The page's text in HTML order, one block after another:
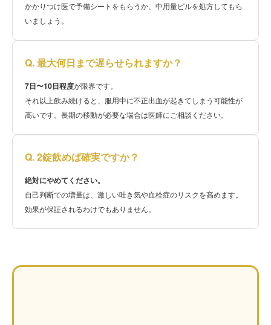
かかりつけ医で予備シートをもらうか、中用量ピルを処方してもら
いましょう。
Q. 最大何日まで遅らせられますか？
7日〜10日程度が限界です。
それ以上飲み続けると、服用中に不正出血が起きてしまう可能性が
高いです。長期の移動が必要な場合は医師にご相談ください。
Q. 2錠飲めば確実ですか？
絶対にやめてください。
自己判断での増量は、激しい吐き気や血栓症のリスクを高めます。
効果が保証されるわけでもありません。